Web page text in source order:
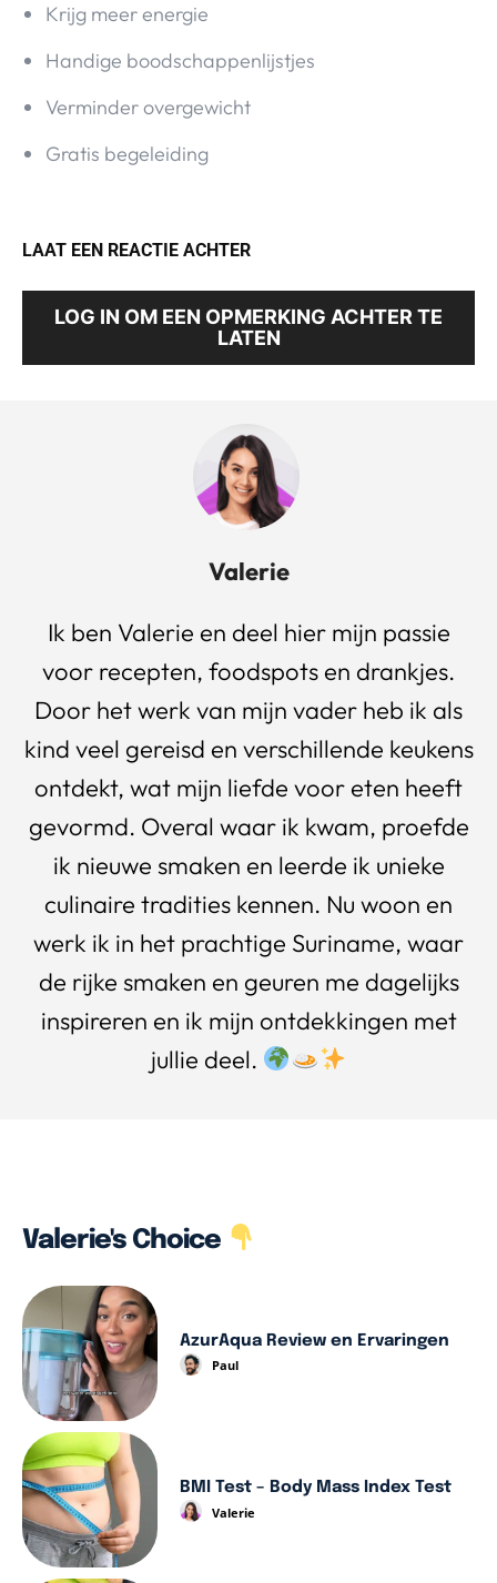
Krijg meer energie
Handige boodschappenlijstjes
Verminder overgewicht
Gratis begeleiding
LAAT EEN REACTIE ACHTER
LOG IN OM EEN OPMERKING ACHTER TE
LATEN
Valerie
Ik ben Valerie en deel hier mijn passie
voor recepten, foodspots en drankjes.
Door het werk van mijn vader heb ik als
kind veel gereisd en verschillende keukens
ontdekt, wat mijn liefde voor eten heeft
gevormd. Overal waar ik kwam, proefde
ik nieuwe smaken en leerde ik unieke
culinaire tradities kennen. Nu woon en
werk ik in het prachtige Suriname, waar
de rijke smaken en geuren me dagelijks
inspireren en ik mijn ontdekkingen met
jullie deel.
Valerie's Choice
AzurAqua Review en Ervaringen
Paul
BMI Test – Body Mass Index Test
Valerie